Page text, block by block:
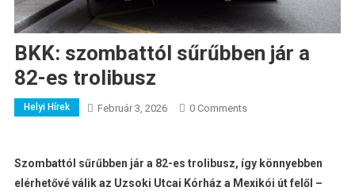
BKK: szombattól sűrűbben jár a
82-es trolibusz
Helyi Hírek Február 3, 2026 0 Comments
Szombattól sűrűbben jár a 82-es trolibusz, így könnyebben
elérhetővé válik az Uzsoki Utcai Kórház a Mexikói út felől –